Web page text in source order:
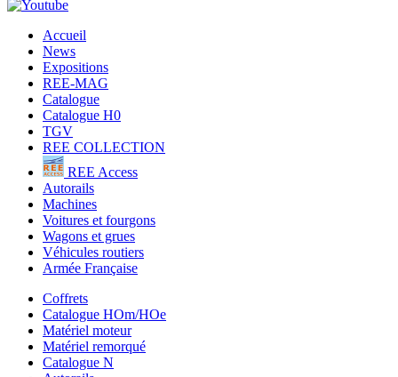
Accueil
News
Expositions
REE-MAG
Catalogue
Catalogue H0
TGV
REE COLLECTION
REE Access
Autorails
Machines
Voitures et fourgons
Wagons et grues
Véhicules routiers
Armée Française
Coffrets
Catalogue HOm/HOe
Matériel moteur
Matériel remorqué
Catalogue N